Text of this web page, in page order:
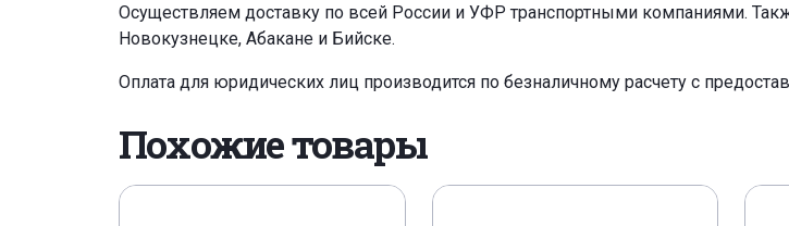
Осуществляем доставку по всей России и УФР транспортными компаниями.
Новокузнецке, Абакане и Бийске.
Оплата для юридических лиц производится по безналичному расчету с
Похожие товары